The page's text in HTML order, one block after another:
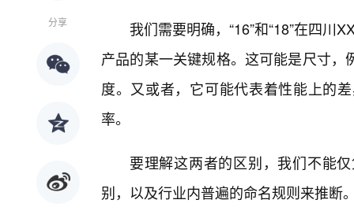
分享
我们需要明确，“16”和“18”在四川
产品的某一关键规格。这可能是尺寸
度。又或者，它可能代表着性能上的
率。
要理解这两者的区别，我们不能
别，以及行业内普遍的命名规则来推断